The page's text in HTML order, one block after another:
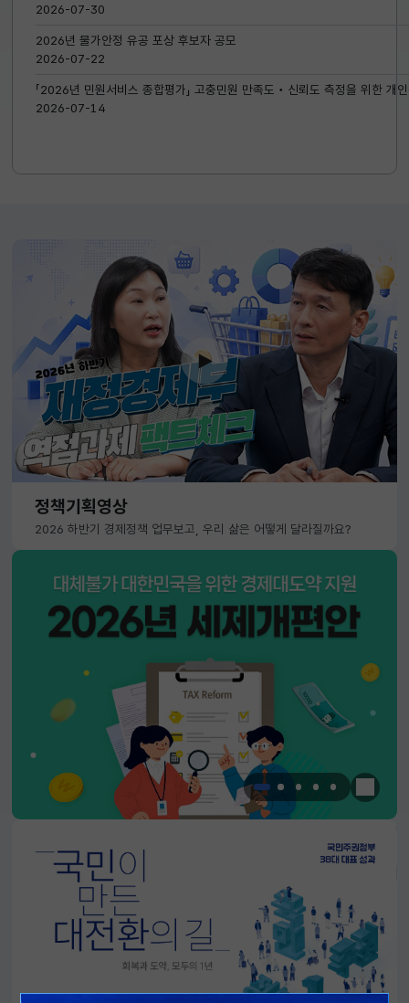
2026-07-30
2026년 물가안정 유공 포상 후보자 공모
2026-07-22
「2026년 민원서비스 종합평가」 고충민원 만족도‧신뢰도 측정을 위한 개
2026-07-14
정책기획영상
2026 하반기 경제정책 업무보고, 우리 삶은 어떻게 달라질까요?
한눈에